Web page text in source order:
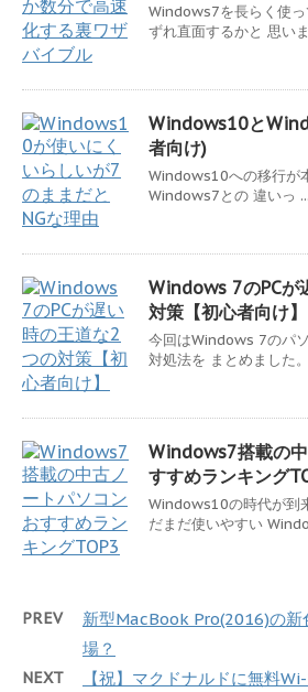
Windows7を長らく使
ずれ直面するかと 思い
Windows10と
者向け)
Windows10への移行が
Windows7との 違いっ ...
Windows 7のPCが
対策【初心者向け】
今回はWindows 7のパ
対処法を まとめました
Windows7搭載の
すすめランキング
Windows10の時代が到
だまだ使いやすい
PREV
新型MacBook Pro(2016)の新
場？
NEXT
【祝】マクドナルドに無料